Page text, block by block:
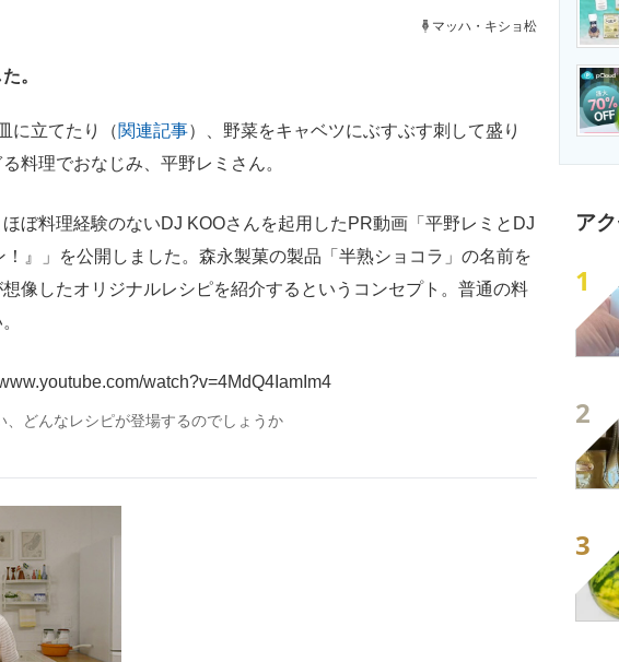
エネルギーの専門メデ
マッハ・キショ松
。
に立てたり（関連記事）、野菜をキャベツにぶすぶす刺して盛り
料理でおなじみ、平野レミさん。
ぼ料理経験のないDJ KOOさんを起用したPR動画「平野レミとDJ
』」を公開しました。森永製菓の製品「半熟ショコラ」の名前を
像したオリジナルレシピを紹介するというコンセプト。普通の料
watch?v=4MdQ4IamIm4
、どんなレシピが登場するのでしょうか
ア
1
2
3